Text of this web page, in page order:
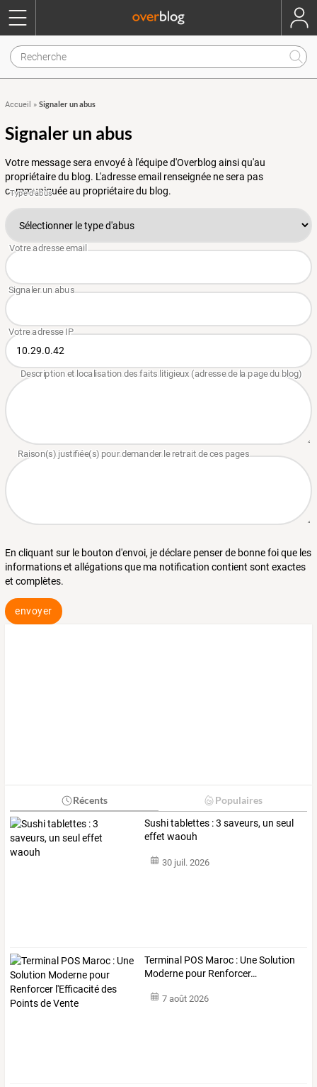
Accueil » Signaler un abus
Signaler un abus
Votre message sera envoyé à l'équipe d'Overblog ainsi qu'au
propriétaire du blog. L'adresse email renseignée ne sera pas
communiquée au propriétaire du blog.
En cliquant sur le bouton d'envoi, je déclare penser de bonne foi que les
informations et allégations que ma notification contient sont exactes
et complètes.
envoyer
Récents Populaires
Sushi tablettes : 3 saveurs, un seul
effet waouh
30 juil. 2026
Terminal POS Maroc : UneSolution
Moderne pour Renforcer…
7 août 2026